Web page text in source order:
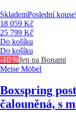
SklademPoslední
18 059 Kč
25 799 Kč
Do košíku
Do košíku
-10 %Jen na Bonami
Meise Möbel
Boxspring
čalouněná, s